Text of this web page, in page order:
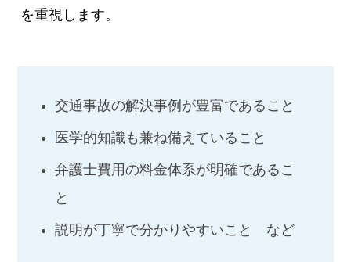
を重視します。
交通事故の解決事例が豊富であること
医学的知識も兼ね備えていること
弁護士費用の料金体系が明確であるこ
と
説明が丁寧で分かりやすいこと など